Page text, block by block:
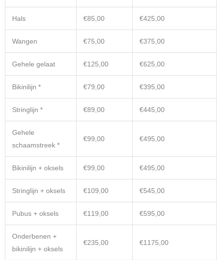
Hals €85,00 €425,00
Wangen €75,00 €375,00
Gehele gelaat €125,00 €625,00
Bikinilijn * €79,00 €395,00
Stringlijn * €89,00 €445,00
Gehele
schaamstreek *
€99,00 €495,00
Bikinilijn + oksels €99,00 €495,00
Stringlijn + oksels €109,00 €545,00
Pubus + oksels €119,00 €595,00
Onderbenen +
bikinilijn + oksels
€235,00 €1175,00